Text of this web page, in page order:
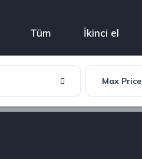
Tüm İkinci el
Max Price